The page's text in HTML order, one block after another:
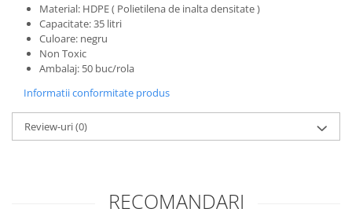
Material: HDPE ( Polietilena de inalta densitate )
Capacitate: 35 litri
Culoare: negru
Non Toxic
Ambalaj: 50 buc/rola
Informatii conformitate produs
Review-uri(0)
RECOMANDARI